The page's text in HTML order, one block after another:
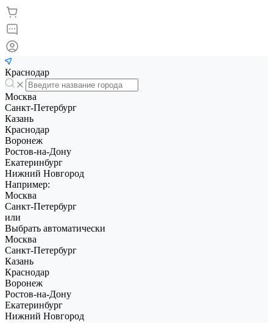
Краснодар
Москва
Санкт-Петербург
Казань
Краснодар
Воронеж
Ростов-на-Дону
Екатеринбург
Нижний Новгород
Например:
Москва
Санкт-Петербург
или
Выбрать автоматически
Москва
Санкт-Петербург
Казань
Краснодар
Воронеж
Ростов-на-Дону
Екатеринбург
Нижний Новгород